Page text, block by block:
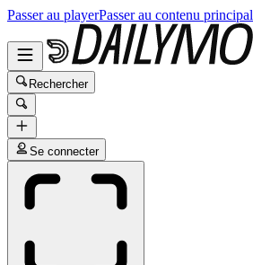
Passer au playerPasser au contenu principal
Rechercher
Se connecter